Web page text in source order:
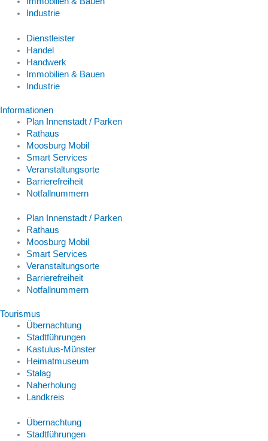
Industrie
Dienstleister
Handel
Handwerk
Immobilien & Bauen
Industrie
Informationen
Plan Innenstadt / Parken
Rathaus
Moosburg Mobil
Smart Services
Veranstaltungsorte
Barrierefreiheit
Notfallnummern
Plan Innenstadt / Parken
Rathaus
Moosburg Mobil
Smart Services
Veranstaltungsorte
Barrierefreiheit
Notfallnummern
Tourismus
Übernachtung
Stadtführungen
Kastulus-Münster
Heimatmuseum
Stalag
Naherholung
Landkreis
Übernachtung
Stadtführungen